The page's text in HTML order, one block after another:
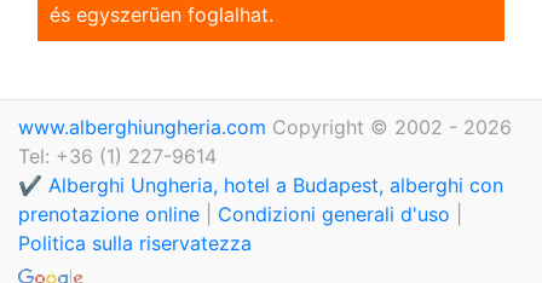
és egyszerũen foglalhat.
www.alberghiungheria.com Copyright © 2002 - 2026
Tel: +36 (1) 227-9614
✔️ Alberghi Ungheria, hotel a Budapest, alberghi con
prenotazione online
Condizioni generali d'uso
Politica sulla riservatezza